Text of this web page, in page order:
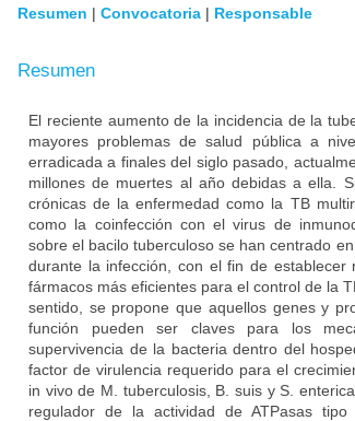
Resumen | Convocatoria | Responsable
Resumen
El reciente aumento de la incidencia de la
mayores problemas de salud pública a
erradicada a finales del siglo pasado,
millones de muertes al año debidas a ella.
crónicas de la enfermedad como la TB
como la coinfección con el virus de
sobre el bacilo tuberculoso se han centrado
durante la infección, con el fin de
fármacos más eficientes para el control de la
sentido, se propone que aquellos genes y
función pueden ser claves para los
supervivencia de la bacteria dentro del
factor de virulencia requerido para el
in vivo de M. tuberculosis, B. suis y S.
regulador de la actividad de ATPasas